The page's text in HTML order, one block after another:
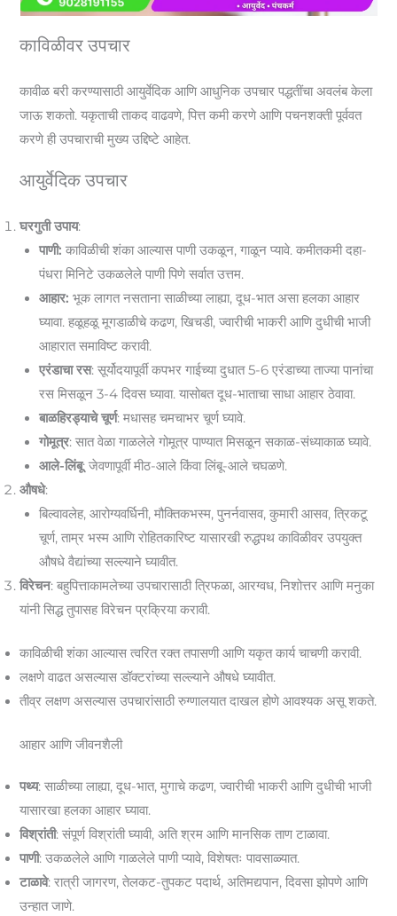
काविळीवर उपचार
कावीळ बरी करण्यासाठी आयुर्वेदिक आणि आधुनिक उपचार पद्धतींचा अवलंब केला
जाऊ शकतो. यकृताची ताकद वाढवणे, पित्त कमी करणे आणि पचनशक्ती पूर्ववत
करणे ही उपचाराची मुख्य उद्दिष्टे आहेत.
आयुर्वेदिक उपचार
घरगुती उपाय:
पाणी: काविळीची शंका आल्यास पाणी उकळून, गाळून प्यावे. कमीतकमी दहा-
पंधरा मिनिटे उकळलेले पाणी पिणे सर्वात उत्तम.
आहार: भूक लागत नसताना साळीच्या लाह्या, दूध-भात असा हलका आहार
घ्यावा. हळूहळू मूगडाळीचे कढण, खिचडी, ज्वारीची भाकरी आणि दुधीची भाजी
आहारात समाविष्ट करावी.
एरंडाचा रस: सूर्योदयापूर्वी कपभर गाईच्या दुधात 5-6 एरंडाच्या ताज्या पानांचा
रस मिसळून 3-4 दिवस घ्यावा. यासोबत दूध-भाताचा साधा आहार ठेवावा.
बाळहिरड्याचे चूर्ण: मधासह चमचाभर चूर्ण घ्यावे.
गोमूत्र: सात वेळा गाळलेले गोमूत्र पाण्यात मिसळून सकाळ-संध्याकाळ घ्यावे.
आले-लिंबू: जेवणापूर्वी मीठ-आले किंवा लिंबू-आले चघळणे.
औषधे:
बिल्वावलेह, आरोग्यवर्धिनी, मौक्तिकभस्म, पुनर्नवासव, कुमारी आसव, त्रिकटू
चूर्ण, ताम्र भस्म आणि रोहितकारिष्ट यासारखी रुद्धपथ काविळीवर उपयुक्त
औषधे वैद्यांच्या सल्ल्याने घ्यावीत.
विरेचन: बहुपित्ताकामलेच्या उपचारासाठी त्रिफळा, आरग्वध, निशोत्तर आणि मनुका
यांनी सिद्ध तुपासह विरेचन प्रक्रिया करावी.
काविळीची शंका आल्यास त्वरित रक्त तपासणी आणि यकृत कार्य चाचणी करावी.
लक्षणे वाढत असल्यास डॉक्टरांच्या सल्ल्याने औषधे घ्यावीत.
तीव्र लक्षण असल्यास उपचारांसाठी रुग्णालयात दाखल होणे आवश्यक असू शकते.
आहार आणि जीवनशैली
पथ्य: साळीच्या लाह्या, दूध-भात, मुगाचे कढण, ज्वारीची भाकरी आणि दुधीची भाजी
यासारखा हलका आहार घ्यावा.
विश्रांती: संपूर्ण विश्रांती घ्यावी, अति श्रम आणि मानसिक ताण टाळावा.
पाणी: उकळलेले आणि गाळलेले पाणी प्यावे, विशेषतः पावसाळ्यात.
टाळावे: रात्री जागरण, तेलकट-तुपकट पदार्थ, अतिमद्यपान, दिवसा झोपणे आणि
उन्हात जाणे.